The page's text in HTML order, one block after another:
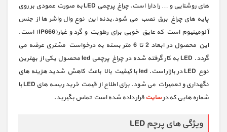
های روشنایی و … را دارا است. چراغ پرچمی LED به صورت عمودی بر روی
پایه های چراغ برق نصب می شود.بدنه این نوع وال واشر ها از جنس
آلومینیوم است که عایق خوبی برای رطوبت و گرد و غبار(IP666) است.
این محصول در ابعاد 2 تا 6 متر بسته به درخواست مشتری عرضه می
گردد. LED به کار گرفته شده در چراغ پرچمی led محصول یکی از بهترین
نوع LED در بازار است. led با کیفیت بالا باعث کاهش شدید هزینه های
نگهداری و تعمیرات می شود. برای اطلاع از قیمت خرید ریسه های LED با
شماره هایی که درسایت قرار داده شده است تماس بگیرید.
ویژگی های پرچم LED